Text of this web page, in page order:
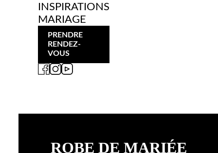
INSPIRATIONS
MARIAGE
PRENDRE
RENDEZ-
VOUS
ROBE DE MARIÉE